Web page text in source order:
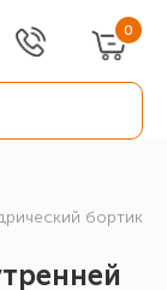
0
бортик